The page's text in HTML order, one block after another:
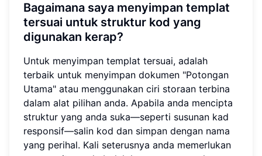
Bagaimana saya menyimpan templat
tersuai untuk struktur kod yang
digunakan kerap?
Untuk menyimpan templat tersuai, adalah
terbaik untuk menyimpan dokumen "Potongan
Utama" atau menggunakan ciri storaan terbina
dalam alat pilihan anda. Apabila anda mencipta
struktur yang anda suka—seperti susunan kad
responsif—salin kod dan simpan dengan nama
yang perihal. Kali seterusnya anda memerlukan